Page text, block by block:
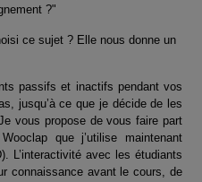
?"
ce sujet ? Elle nous donne un
passifs et inactifs pendant vos
jusqu’à ce que je décide de les
vous propose de vous faire part
que j’utilise maintenant
L’interactivité avec les étudiants
connaissance avant le cours, de